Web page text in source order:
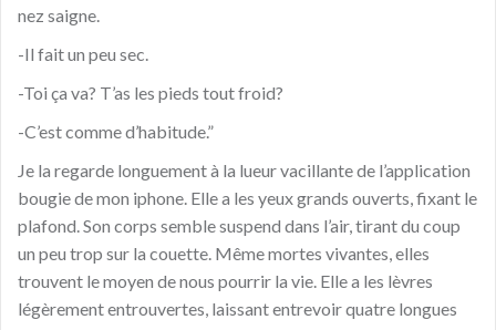
nez saigne.
-Il fait un peu sec.
-Toi ça va? T’as les pieds tout froid?
-C’est comme d’habitude.”
Je la regarde longuement à la lueur vacillante de l’application
bougie de mon iphone. Elle a les yeux grands ouverts, fixant le
plafond. Son corps semble suspend dans l’air, tirant du coup
un peu trop sur la couette. Même mortes vivantes, elles
trouvent le moyen de nous pourrir la vie. Elle a les lèvres
légèrement entrouvertes, laissant entrevoir quatre longues